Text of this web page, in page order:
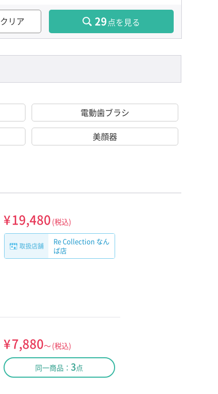
クリア 29点を見る
電動歯ブラシ
美顔器
¥19,480 (税込)
取扱店舗
Re Collection なん
ば店
¥7,880～(税込)
同一商品：3点